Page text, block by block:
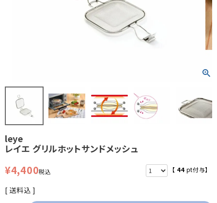
leye
レイエ グリルホットサンドメッシュ
¥4,400税込 【 44 pt付与】
送料込